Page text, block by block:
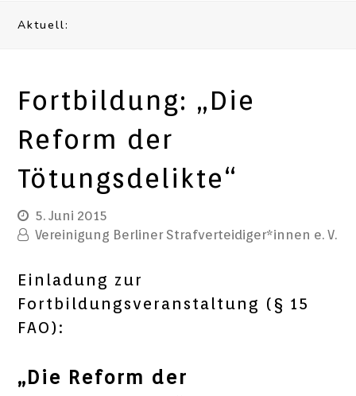
Aktuell:
Fortbildung: „Die
Reform der
Tötungsdelikte“
5. Juni 2015
Vereinigung Berliner Strafverteidiger*innen e. V.
Einladung zur
Fortbildungsveranstaltung (§ 15
FAO):
„Die Reform der